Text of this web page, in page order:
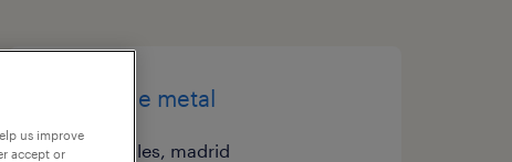
peón/a de metal
móstoles, madrid
us improve
accept or